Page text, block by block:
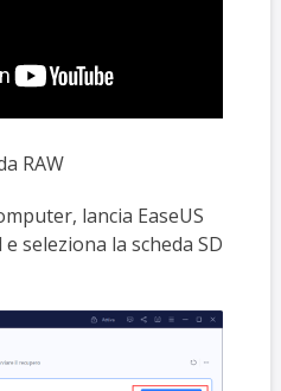
RAW
lancia EaseUS
seleziona la scheda SD